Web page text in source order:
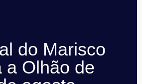
do Marisco
a Olhão de